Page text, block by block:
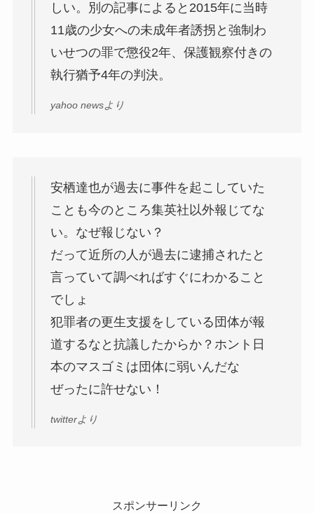
しい。別の記事によると2015年に当時
11歳の少女への未成年者誘拐と強制わ
いせつの罪で懲役2年、保護観察付きの
執行猶予4年の判決。
yahoo newsより
安栖達也が過去に事件を起こしていた
ことも今のところ集英社以外報じてな
い。なぜ報じない？
だって近所の人が過去に逮捕されたと
言っていて調べればすぐにわかること
でしょ
犯罪者の更生支援をしている団体が報
道するなと抗議したからか？ホント日
本のマスゴミは団体に弱いんだな
ぜったに許せない！
twitterより
スポンサーリンク